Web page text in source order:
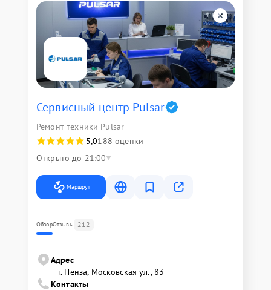
Сервисный центр Pulsar
Ремонт техники Pulsar
5,0188 оценки
Открыто до 21:00
Маршрут
ОбзорОтзывы 212
Адрес
г. Пенза, Московская ул., 83
Контакты